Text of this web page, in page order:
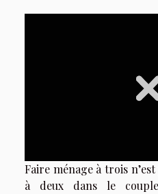
Faire ménage à trois
à deux dans le